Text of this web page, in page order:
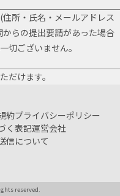
所・氏名・メールアドレス
らの提出要請があった場合
切ございません。
だけます。
約プライバシーポリシー
く表記運営会社
信について
reserved.